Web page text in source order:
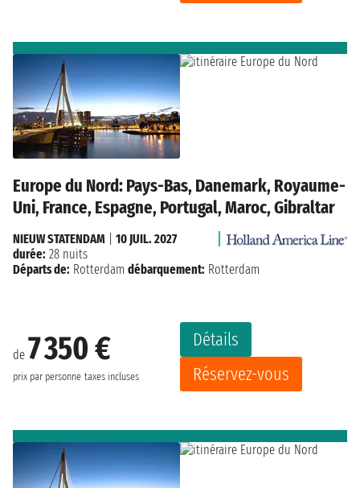
Europe du Nord: Pays-Bas, Danemark, Royaume-
Uni, France, Espagne, Portugal, Maroc, Gibraltar
de 7 350 €
prix par personne taxes incluses
Détails
Réservez-vous
NIEUW STATENDAM
10 JUIL. 2027
durée: 28 nuits
Départs de: Rotterdam débarquement: Rotterdam